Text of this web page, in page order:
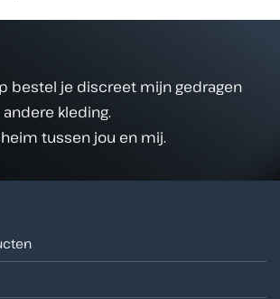
bestel je discreet mijn gedragen
kleding.
tussen jou en mij.